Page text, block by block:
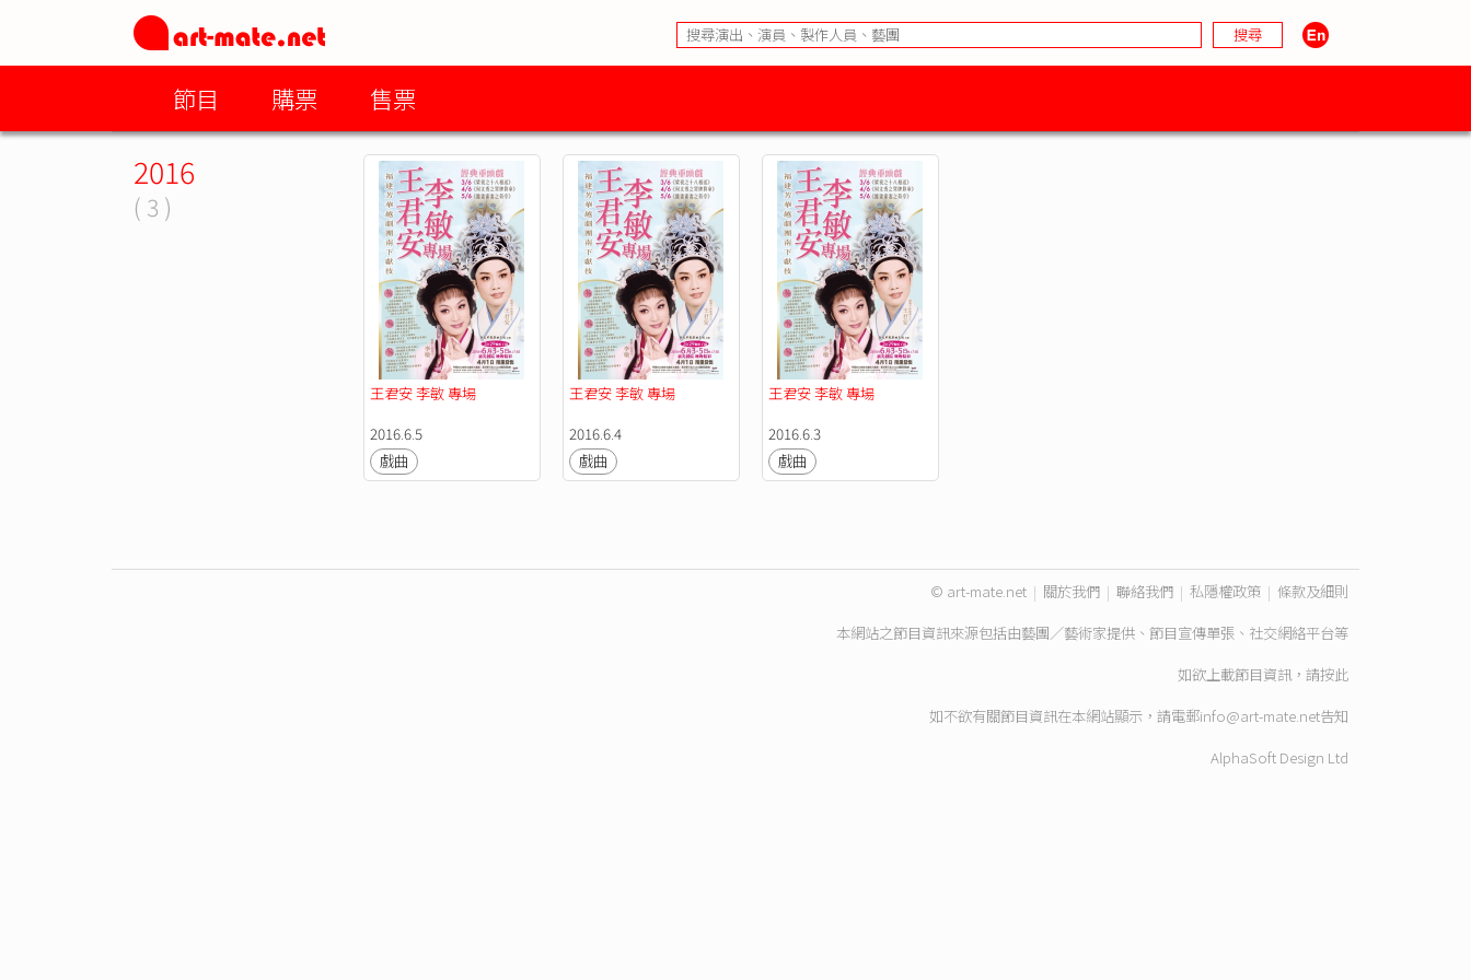
節目 購票 售票
2016
( 3 )
王君安 李敏 專場
2016.6.5
戲曲
王君安 李敏 專場
2016.6.4
戲曲
王君安 李敏 專場
2016.6.3
戲曲
© art-mate.net | 關於我們 | 聯絡我們 | 私隱權政策 | 條款及細則
本網站之節目資訊來源包括由藝團／藝術家提供、節目宣傳單張、社交網絡平台等
如欲上載節目資訊，請按此
如不欲有關節目資訊在本網站顯示，請電郵info@art-mate.net告知
AlphaSoft Design Ltd